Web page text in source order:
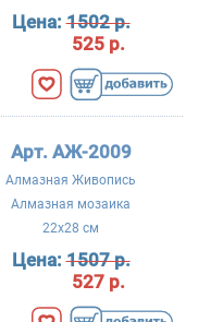
Цена:1502 р.
525 р.
Арт. АЖ-2009
Алмазная Живопись
Алмазная мозаика
22x28 см
Цена:1507 р.
527 р.